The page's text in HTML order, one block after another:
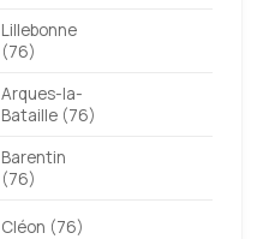
Lillebonne
(76)
Arques-la-
Bataille (76)
Barentin
(76)
Cléon (76)